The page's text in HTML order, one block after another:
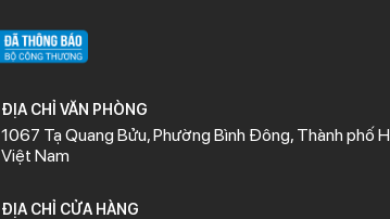
ĐỊA CHỈ VĂN PHÒNG
1067 Tạ Quang Bửu, Phường Bình Đông, Thành phố
Việt Nam
ĐỊA CHỈ CỬA HÀNG